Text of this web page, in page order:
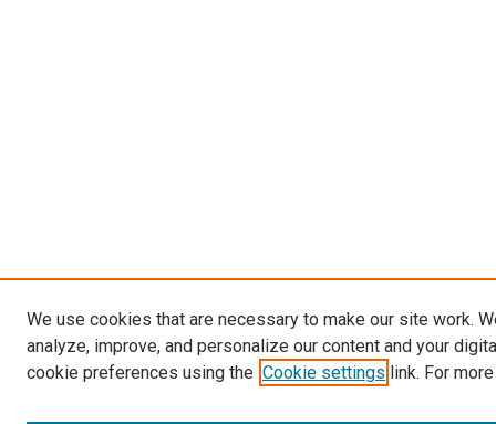
We use cookies that are necessary to make our site work.
analyze, improve, and personalize our content and your
cookie preferences using the Cookie settings link. For